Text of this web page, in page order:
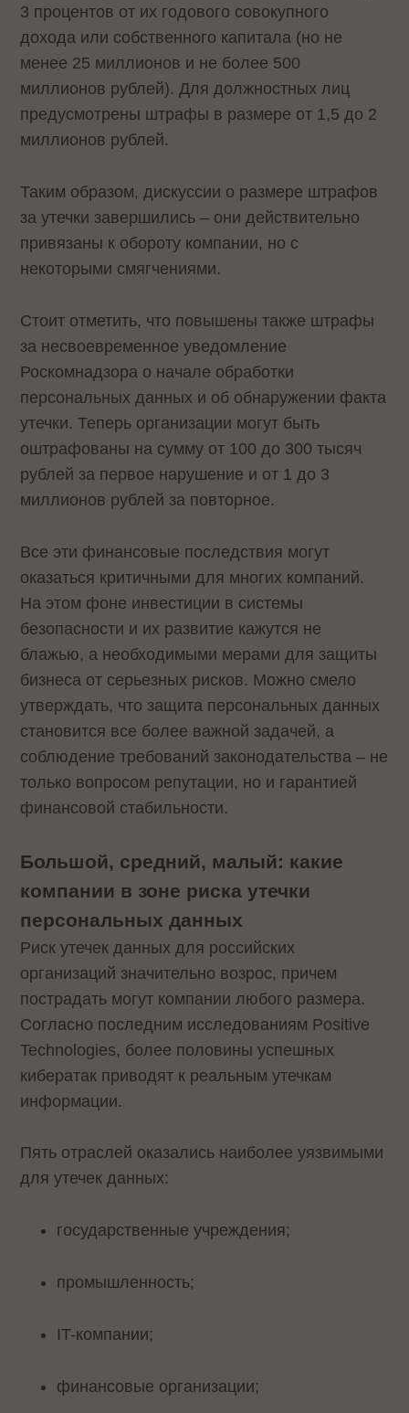
3 процентов от их годового совокупного
дохода или собственного капитала (но не
менее 25 миллионов и не более 500
миллионов рублей). Для должностных лиц
предусмотрены штрафы в размере от 1,5 до 2
миллионов рублей.
Таким образом, дискуссии о размере штрафов
за утечки завершились – они действительно
привязаны к обороту компании, но с
некоторыми смягчениями.
Стоит отметить, что повышены также штрафы
за несвоевременное уведомление
Роскомнадзора о начале обработки
персональных данных и об обнаружении факта
утечки. Теперь организации могут быть
оштрафованы на сумму от 100 до 300 тысяч
рублей за первое нарушение и от 1 до 3
миллионов рублей за повторное.
Все эти финансовые последствия могут
оказаться критичными для многих компаний.
На этом фоне инвестиции в системы
безопасности и их развитие кажутся не
блажью, а необходимыми мерами для защиты
бизнеса от серьезных рисков. Можно смело
утверждать, что защита персональных данных
становится все более важной задачей, а
соблюдение требований законодательства – не
только вопросом репутации, но и гарантией
финансовой стабильности.
Большой, средний, малый: какие
компании в зоне риска утечки
персональных данных
Риск утечек данных для российских
организаций значительно возрос, причем
пострадать могут компании любого размера.
Согласно последним исследованиям Positive
Technologies, более половины успешных
кибератак приводят к реальным утечкам
информации.
Пять отраслей оказались наиболее уязвимыми
для утечек данных:
государственные учреждения;
промышленность;
IT-компании;
финансовые организации;